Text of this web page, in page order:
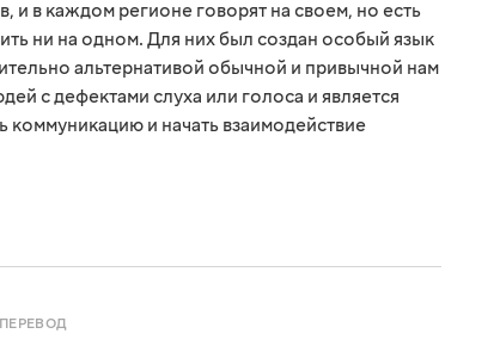
и в каждом регионе говорят на своем, но есть
ни на одном. Для них был создан особый язык
альтернативой обычной и привычной нам
с дефектами слуха или голоса и является
и начать взаимодействие
ПЕРЕВОД